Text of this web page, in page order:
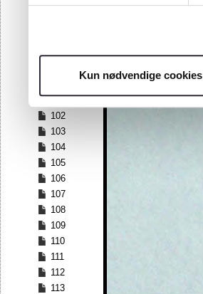
Kun nødvendige cookies
95
98
101
102
103
104
105
106
107
108
109
110
111
112
113